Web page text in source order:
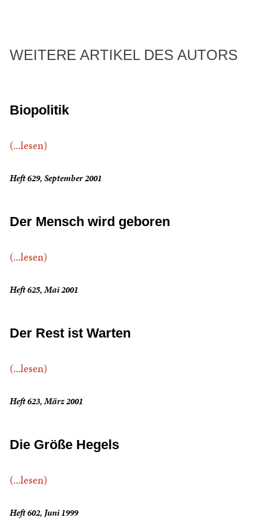
WEITERE ARTIKEL DES AUTORS
Biopolitik
(...lesen)
Heft 629, September 2001
Der Mensch wird geboren
(...lesen)
Heft 625, Mai 2001
Der Rest ist Warten
(...lesen)
Heft 623, März 2001
Die Größe Hegels
(...lesen)
Heft 602, Juni 1999